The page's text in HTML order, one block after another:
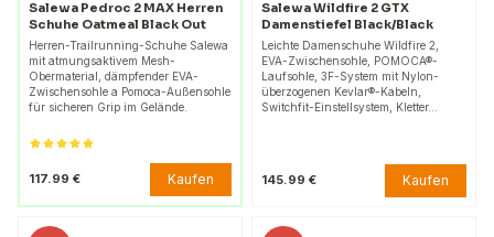
Salewa Pedroc 2 MAX Herren
Schuhe Oatmeal Black Out
Herren-Trailrunning-Schuhe Salewa
mit atmungsaktivem Mesh-
Obermaterial, dämpfender EVA-
Zwischensohle a Pomoca-Außensohle
für sicheren Grip im Gelände.
117.99 € Kaufen
Salewa Wildfire 2 GTX
Damenstiefel Black/Black
Leichte Damenschuhe Wildfire 2,
EVA-Zwischensohle, POMOCA®-
Laufsohle, 3F-System mit Nylon-
überzogenen Kevlar®-Kabeln,
Switchfit-Einstellsystem, Kletter…
145.99 € Kaufen